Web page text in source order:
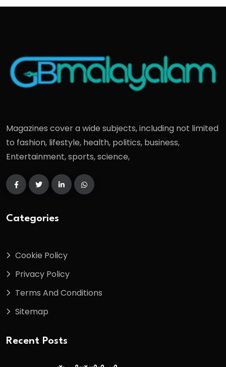
Magazines cover a wide subjects, including not limited
to fashion, lifestyle, health, politics, business,
Entertainment, sports, science,
Categories
Cookie Policy
Privacy Policy
Terms And Conditions
Sitemap
Recent Posts